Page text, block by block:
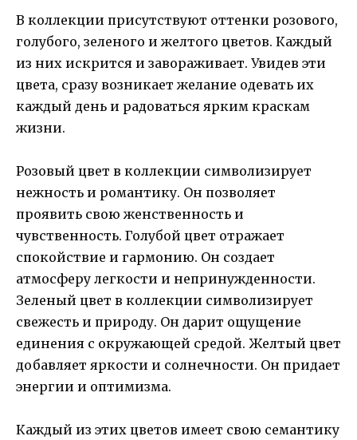
В коллекции присутствуют оттенки розового,
голубого, зеленого и желтого цветов. Каждый
из них искрится и завораживает. Увидев эти
цвета, сразу возникает желание одевать их
каждый день и радоваться ярким краскам
жизни.
Розовый цвет в коллекции символизирует
нежность и романтику. Он позволяет
проявить свою женственность и
чувственность. Голубой цвет отражает
спокойствие и гармонию. Он создает
атмосферу легкости и непринужденности.
Зеленый цвет в коллекции символизирует
свежесть и природу. Он дарит ощущение
единения с окружающей средой. Желтый цвет
добавляет яркости и солнечности. Он придает
энергии и оптимизма.
Каждый из этих цветов имеет свою семантику